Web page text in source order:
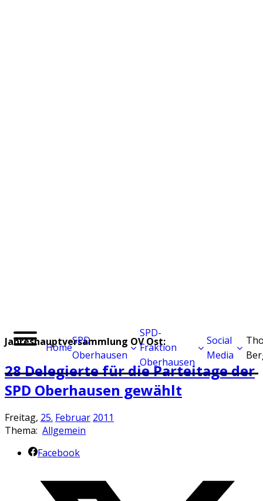
Home
SPD
Oberhausen
SPD-
Fraktion
Oberhausen
Social
Media
Jahreshauptversammlung OV Ost:
28 Delegierte für die Parteitage der
SPD Oberhausen gewählt
Freitag, 25. Februar 2011
Thema: Allgemein
Facebook